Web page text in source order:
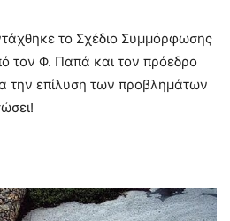
το Σχέδιο Συμμόρφωσης
τον Φ. Παπά και τον πρόεδρο
την επίλυση των προβλημάτων